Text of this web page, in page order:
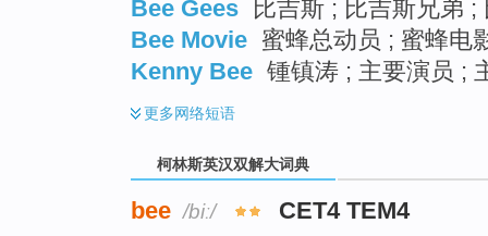
Bee Gees
比吉斯 ; 比吉斯兄弟
Bee Movie 蜜蜂总动员 ; 蜜蜂电
Kenny Bee 锺镇涛 ; 主要演员 ;
更多网络短语
柯林斯英汉双解大词典
bee /biː/ CET4 TEM4